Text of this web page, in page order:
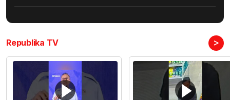
Republika TV >